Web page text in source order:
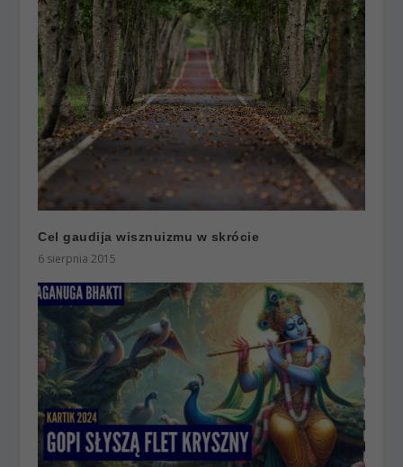
Cel gaudija wisznuizmu w skrócie
6 sierpnia 2015